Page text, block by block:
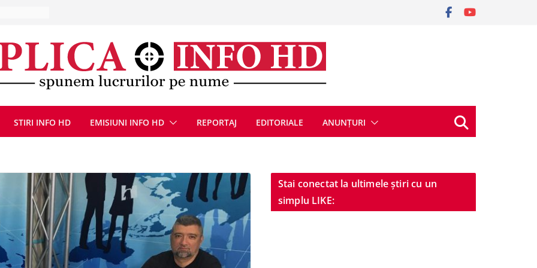
din
cu
DIN
STIRI INFO HD EMISIUNI INFO HD REPORTAJ EDITORIALE ANUNȚURI
Stai conectat la ultimele știri cu un
simplu LIKE: